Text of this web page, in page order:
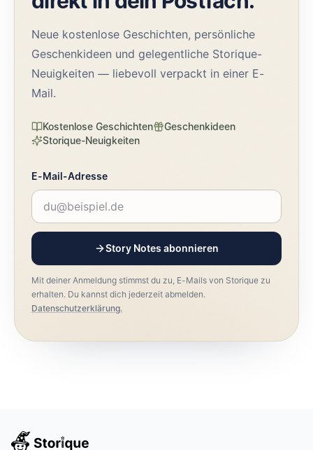
Neue kostenlose Geschichten, persönliche
Geschenkideen und gelegentliche Storique-
Neuigkeiten — liebevoll verpackt in einer E-
Mail.
Kostenlose Geschichten
Geschenkideen
Storique-Neuigkeiten
E-Mail-Adresse
Story Notes abonnieren
Mit deiner Anmeldung stimmst du zu, E-Mails von Storique zu
erhalten. Du kannst dich jederzeit abmelden.
Datenschutzerklärung.